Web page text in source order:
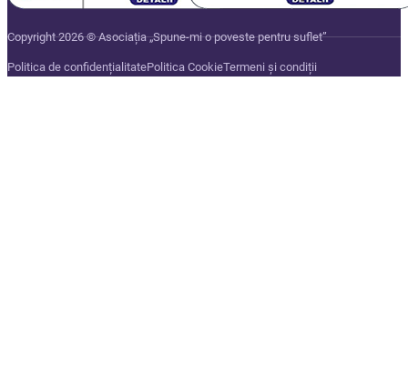
Copyright 2026 © Asociația „Spune-mi o poveste pentru suflet”
Politica de confidențialitatePolitica CookieTermeni și condiții